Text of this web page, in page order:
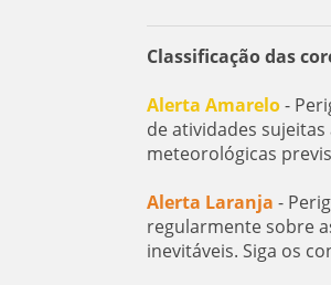
Classificação das
Alerta Amarelo-
de atividades
meteorológicas
Alerta Laranja -
regularmente sobre
inevitáveis. Siga os